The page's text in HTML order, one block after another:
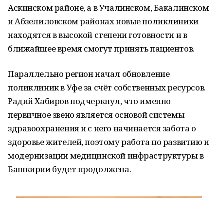
Аскинском районе, а в Учалинском, Бакалинском
и Абзелиловском районах новые поликлиники
находятся в высокой степени готовности и в
ближайшее время смогут принять пациентов.
Параллельно регион начал обновление
поликлиник в Уфе за счёт собственных ресурсов.
Радий Хабиров подчеркнул, что именно
первичное звено является основой системы
здравоохранения и с него начинается забота о
здоровье жителей, поэтому работа по развитию и
модернизации медицинской инфраструктуры в
Башкирии будет продолжена.